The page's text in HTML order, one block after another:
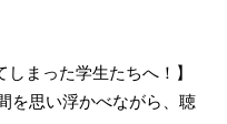
まった学生たちへ！】
を思い浮かべながら、聴